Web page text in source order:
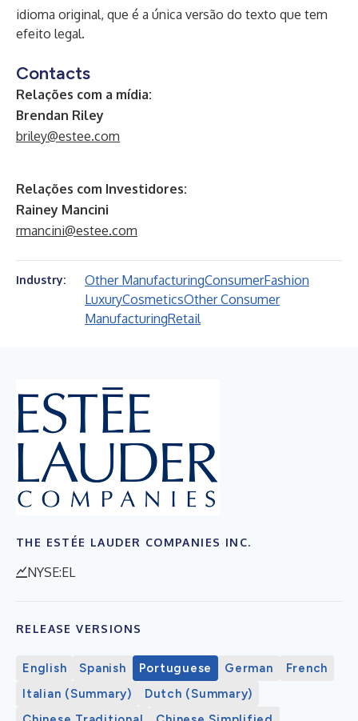
idioma original, que é a única versão do texto que tem
efeito legal.
Contacts
Relações com a mídia:
Brendan Riley
briley@estee.com
Relações com Investidores:
Rainey Mancini
rmancini@estee.com
Industry: Other ManufacturingConsumerFashion
LuxuryCosmeticsOther Consumer
ManufacturingRetail
THE ESTÉE LAUDER COMPANIES INC.
NYSE:EL
RELEASE VERSIONS
English Spanish Portuguese German
French
Italian (Summary)
Dutch (Summary)